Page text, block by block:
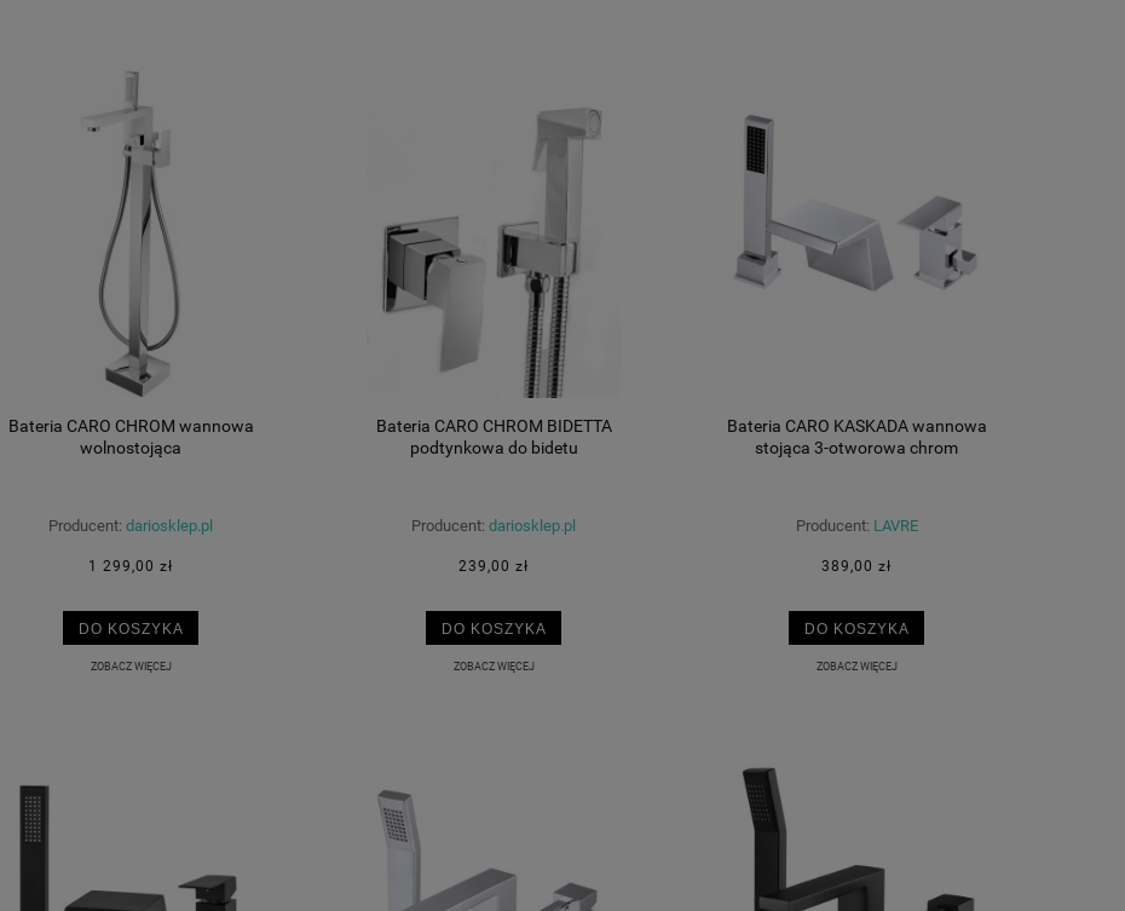
Bateria CARO CHROM wannowa
wolnostojąca
Producent: dariosklep.pl
1 299,00 zł
DO KOSZYKA
ZOBACZ WIĘCEJ
Bateria CARO CHROM BIDETTA
podtynkowa do bidetu
Producent: dariosklep.pl
239,00 zł
DO KOSZYKA
ZOBACZ WIĘCEJ
Bateria CARO KASKADA wannowa
stojąca 3-otworowa chrom
Producent: LAVRE
389,00 zł
DO KOSZYKA
ZOBACZ WIĘCEJ